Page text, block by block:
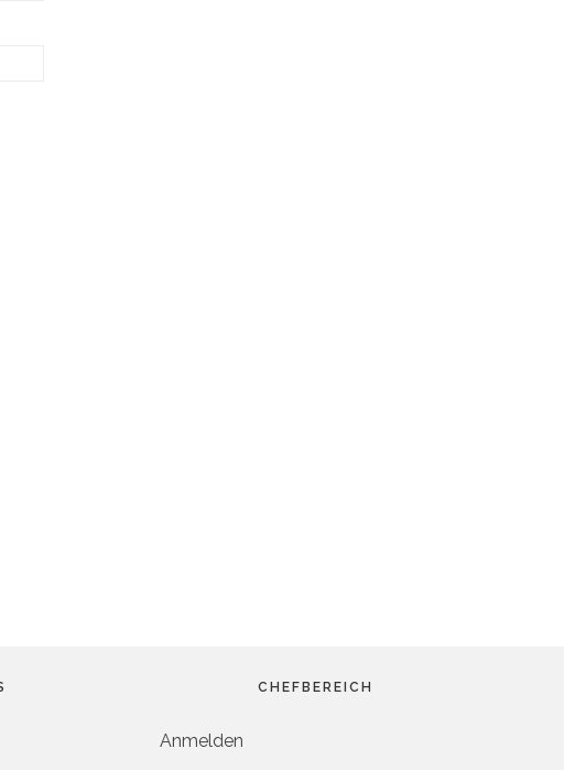
CHEFBEREICH
Anmelden